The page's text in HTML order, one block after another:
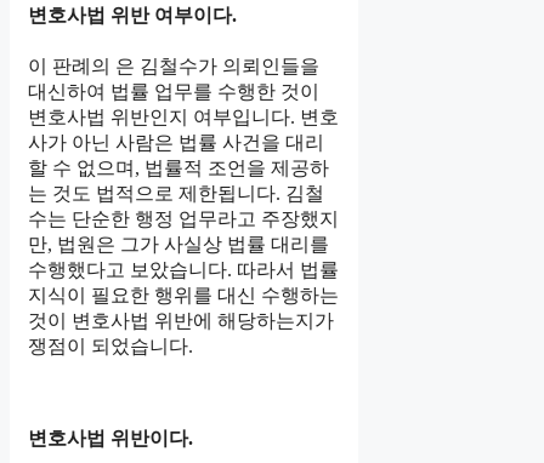
변호사법 위반 여부이다.
이 판례의 은 김철수가 의뢰인들을
대신하여 법률 업무를 수행한 것이
변호사법 위반인지 여부입니다. 변호
사가 아닌 사람은 법률 사건을 대리
할 수 없으며, 법률적 조언을 제공하
는 것도 법적으로 제한됩니다. 김철
수는 단순한 행정 업무라고 주장했지
만, 법원은 그가 사실상 법률 대리를
수행했다고 보았습니다. 따라서 법률
지식이 필요한 행위를 대신 수행하는
것이 변호사법 위반에 해당하는지가
쟁점이 되었습니다.
변호사법 위반이다.